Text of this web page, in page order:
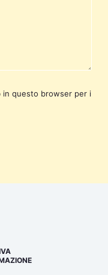
in questo browser per i